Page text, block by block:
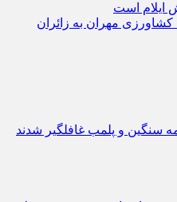
ایلام است
مهران به زائران
سنگین و پلمب غافلگیر شدند